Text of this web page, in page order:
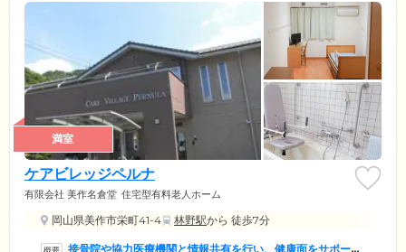
満室
ケアビレッジペルナ
有限会社 美作名倉堂 住宅型有料老人ホーム
岡山県美作市栄町41-4 林野駅から 徒歩7分
接骨院や協力医療機関と情報共有を行い、健康面をサポート